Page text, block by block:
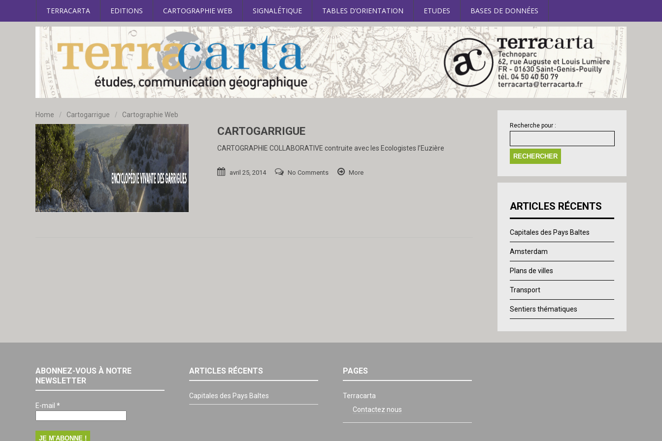
TERRACARTA EDITIONS CARTOGRAPHIE WEB SIGNALÉTIQUE TABLES D’ORIENTATION ETUDES BASES DE DONNÉES
Home / Cartogarrigue / Cartographie Web
CARTOGARRIGUE
CARTOGRAPHIE COLLABORATIVE contruite avec les Ecologistes l’Euzière
avril 25, 2014 No Comments More
Recherche pour :
ARTICLES RÉCENTS
Capitales des Pays Baltes
Amsterdam
Plans de villes
Transport
Sentiers thématiques
ABONNEZ-VOUS À NOTRE
NEWSLETTER
E-mail *
ARTICLES RÉCENTS
Capitales des Pays Baltes
PAGES
Terracarta
Contactez nous